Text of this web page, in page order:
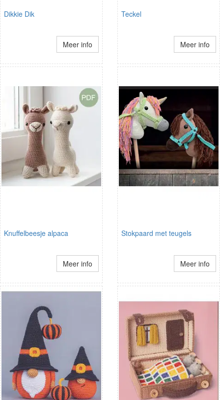
Dikkie Dik
Meer info
Teckel
Meer info
Knuffelbeesje alpaca
Meer info
Stokpaard met teugels
Meer info